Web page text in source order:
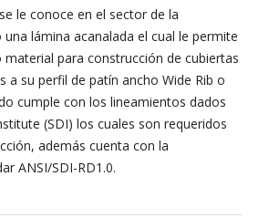
le conoce en el sector de la
lámina acanalada el cual le permite
para construcción de cubiertas
a su perfil de patín ancho Wide Rib o
cumple con los lineamientos dados
(SDI) los cuales son requeridos
además cuenta con la
ANSI/SDI-RD1.0.